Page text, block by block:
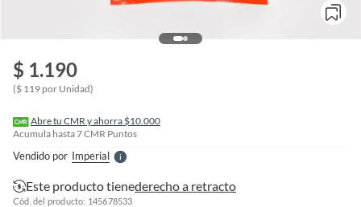
$ 1.190
($ 119 por Unidad)
Abre tu CMR y ahorra $10.000
Acumula hasta7CMR Puntos
Vendido por ImperialS
l
l
Este producto tienederecho a retracto
Cód. del producto: 145678533